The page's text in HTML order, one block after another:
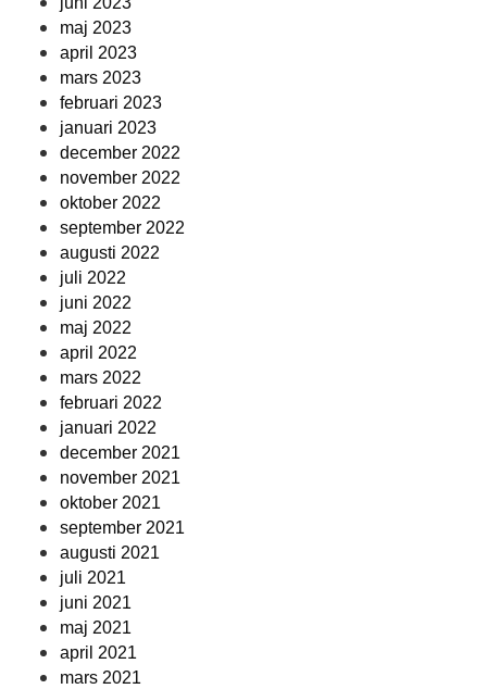
maj 2023
april 2023
mars 2023
februari 2023
januari 2023
december 2022
november 2022
oktober 2022
september 2022
augusti 2022
juli 2022
juni 2022
maj 2022
april 2022
mars 2022
februari 2022
januari 2022
december 2021
november 2021
oktober 2021
september 2021
augusti 2021
juli 2021
juni 2021
maj 2021
april 2021
mars 2021